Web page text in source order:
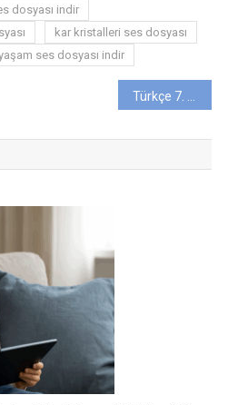
dosyası indir
kar kristalleri ses dosyası
ses dosyası indir